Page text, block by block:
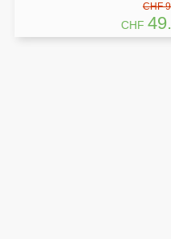
CHF
CHF